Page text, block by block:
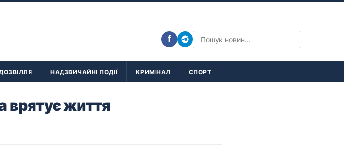
f
НАДЗВИЧАЙНІ ПОДІЇ КРИМІНАЛ СПОРТ
врятує життя